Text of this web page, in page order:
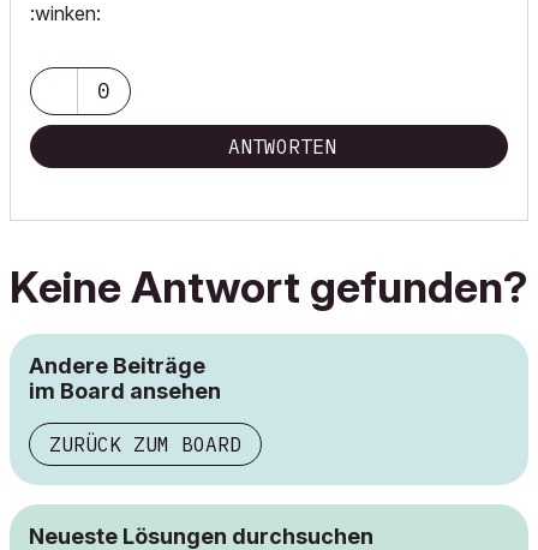
:winken:
0
ANTWORTEN
Keine Antwort gefunden?
Andere Beiträge
im Board ansehen
ZURÜCK ZUM BOARD
Neueste Lösungen durchsuchen